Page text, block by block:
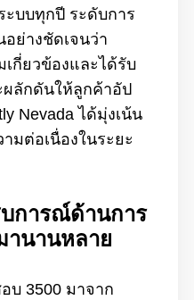
บบทุกปี ระดับการ
ย่างชัดเจนว่า
กี่ยวข้องและได้รับ
ผลักดันให้ลูกค้าอัป
Nevada ได้มุ่งเน้น
มต่อเนื่องในระยะ
การณ์ด้านการ
านานหลาย
บ 3500 มาจาก